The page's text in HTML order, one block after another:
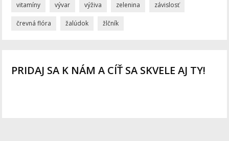
vitamíny vývar výživa zelenina závislosť
črevná flóra žalúdok žlčník
PRIDAJ SA K NÁM A CÍŤ SA SKVELE AJ TY!